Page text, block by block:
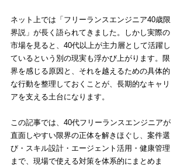
ネット上では「フリーランスエンジニア40歳限
界説」が長く語られてきました。しかし実際の
市場を見ると、40代以上が主力層として活躍し
ているという別の現実も浮かび上がります。限
界を感じる原因と、それを越えるための具体的
な行動を整理しておくことが、長期的なキャリ
アを支える土台になります。
この記事では、40代フリーランスエンジニアが
直面しやすい限界の正体を解きほぐし、案件選
び・スキル設計・エージェント活用・健康管理
まで、現場で使える対策を体系的にまとめま